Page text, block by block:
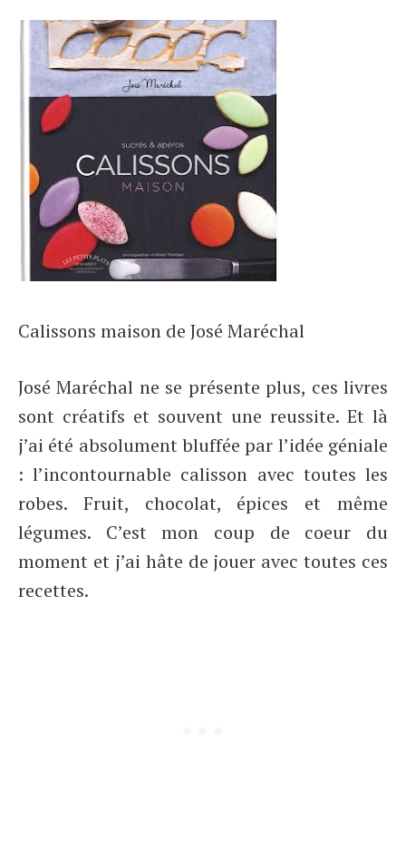
Calissons maison de José Maréchal
José Maréchal ne se présente plus, ces livres
sont créatifs et souvent une reussite. Et là
j’ai été absolument bluffée par l’idée géniale
: l’incontournable calisson avec toutes les
robes. Fruit, chocolat, épices et même
légumes. C’est mon coup de coeur du
moment et j’ai hâte de jouer avec toutes ces
recettes.